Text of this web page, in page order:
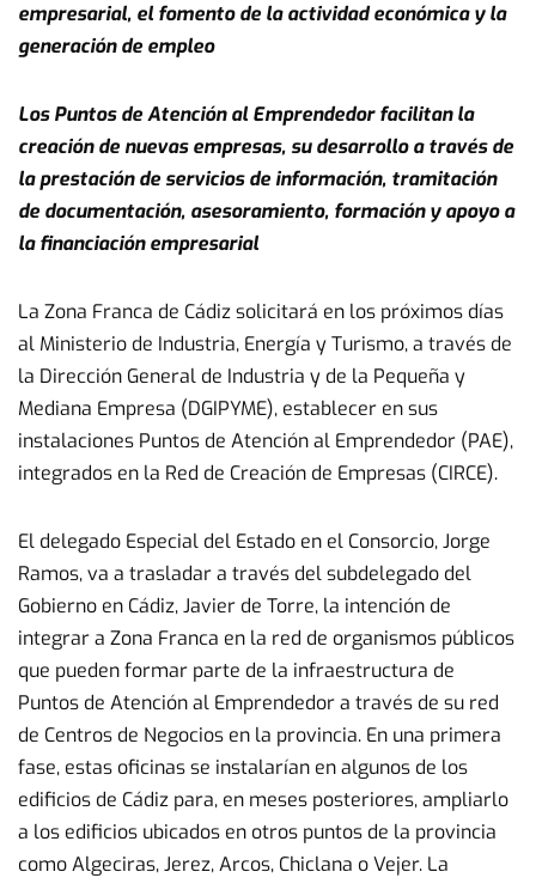
empresarial, el fomento de la actividad económica y la
generación de empleo
Los Puntos de Atención al Emprendedor facilitan la
creación de nuevas empresas, su desarrollo a través de
la prestación de servicios de información, tramitación
de documentación, asesoramiento, formación y apoyo a
la financiación empresarial
La Zona Franca de Cádiz solicitará en los próximos días
al Ministerio de Industria, Energía y Turismo, a través de
la Dirección General de Industria y de la Pequeña y
Mediana Empresa (DGIPYME), establecer en sus
instalaciones Puntos de Atención al Emprendedor (PAE),
integrados en la Red de Creación de Empresas (CIRCE).
El delegado Especial del Estado en el Consorcio, Jorge
Ramos, va a trasladar a través del subdelegado del
Gobierno en Cádiz, Javier de Torre, la intención de
integrar a Zona Franca en la red de organismos públicos
que pueden formar parte de la infraestructura de
Puntos de Atención al Emprendedor a través de su red
de Centros de Negocios en la provincia. En una primera
fase, estas oficinas se instalarían en algunos de los
edificios de Cádiz para, en meses posteriores, ampliarlo
a los edificios ubicados en otros puntos de la provincia
como Algeciras, Jerez, Arcos, Chiclana o Vejer. La